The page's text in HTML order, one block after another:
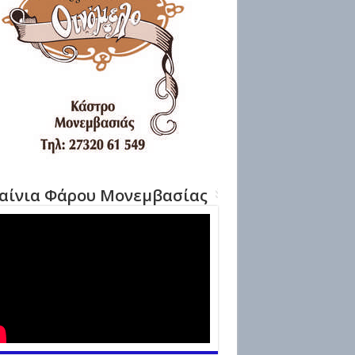
Φάρου Μονεμβασίας